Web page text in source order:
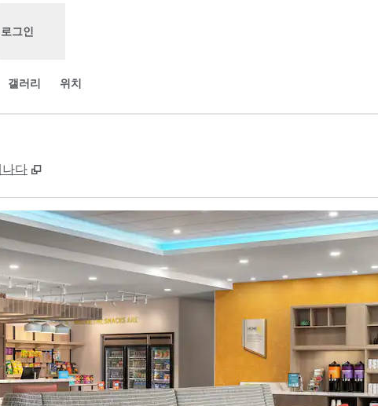
로그인
갤러리 위치
나다 ,